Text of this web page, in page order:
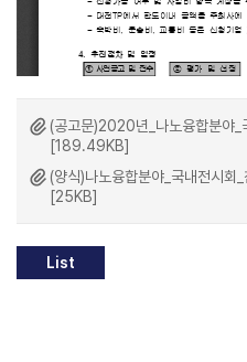
(공고문)2020년_나노융합분야
[189.49KB]
(양식)나노융합분야_국내전시회
[25KB]
List